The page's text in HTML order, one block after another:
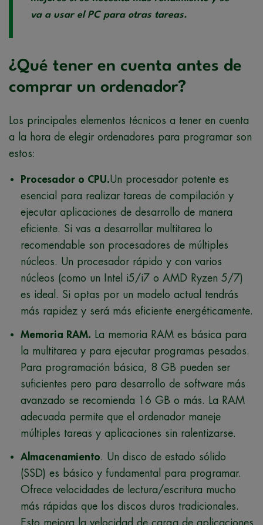
va a usar el PC para otras tareas.
¿Qué tener en cuenta antes de
comprar un ordenador?
Los principales elementos técnicos a tener en cuenta
a la hora de elegir ordenadores para programar son
estos:
Procesador o CPU.Un procesador potente es
esencial para realizar tareas de compilación y
ejecutar aplicaciones de desarrollo de manera
eficiente. Si vas a desarrollar multitarea lo
recomendable son procesadores de múltiples
núcleos. Un procesador rápido y con varios
núcleos (como un Intel i5/i7 o AMD Ryzen 5/7)
es ideal. Si optas por un modelo actual tendrás
más rapidez y será más eficiente energéticamente.
Memoria RAM. La memoria RAM es básica para
la multitarea y para ejecutar programas pesados.
Para programación básica, 8 GB pueden ser
suficientes pero para desarrollo de software más
avanzado se recomienda 16 GB o más. La RAM
adecuada permite que el ordenador maneje
múltiples tareas y aplicaciones sin ralentizarse.
Almacenamiento. Un disco de estado sólido
(SSD) es básico y fundamental para programar.
Ofrece velocidades de lectura/escritura mucho
más rápidas que los discos duros tradicionales.
Esto mejora la velocidad de carga de aplicaciones